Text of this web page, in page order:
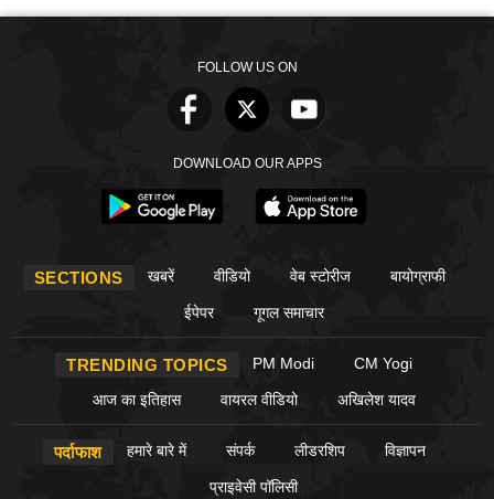
FOLLOW US ON
DOWNLOAD OUR APPS
SECTIONS खबरें वीडियो वेब स्टोरीज बायोग्राफी
ईपेपर गूगल समाचार
TRENDING TOPICS PM Modi CM Yogi
आज का इतिहास वायरल वीडियो अखिलेश यादव
पर्दाफाश हमारे बारे में संपर्क लीडरशिप विज्ञापन
प्राइवेसी पॉलिसी